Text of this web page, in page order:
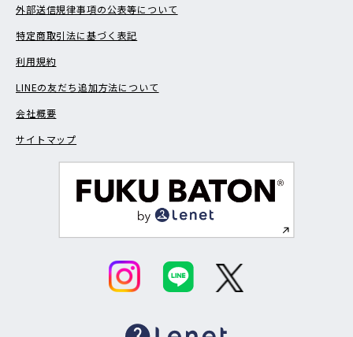
外部送信規律事項の公表等について
特定商取引法に基づく表記
利用規約
LINEの友だち追加方法について
会社概要
サイトマップ